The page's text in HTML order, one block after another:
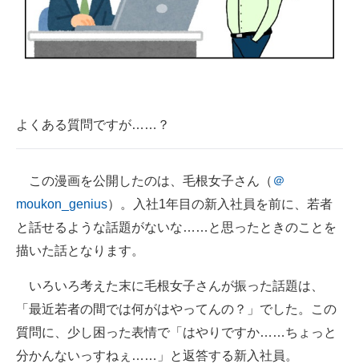
IT製品の技術・比較・事例
製造業のIT導入・活用を支援
エレクトロニクス専門サイト
エネルギーの専門メディア
建設×テクノロジーの最前線
よくある質問ですが……？
この漫画を公開したのは、毛根女子さん（ ＠
moukon_genius）。入社1年目の新入社員を前に、若者
と話せるような話題がないな……と思ったときのことを
描いた話となります。
いろいろ考えた末に毛根女子さんが振った話題は、
「最近若者の間では何がはやってんの？」でした。この
質問に、少し困った表情で「はやりですか……ちょっと
分かんないっすねぇ……」と返答する新入社員。